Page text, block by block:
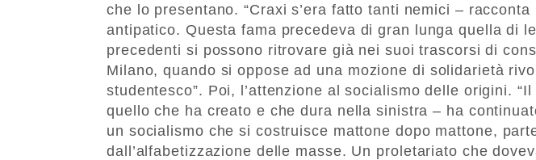
che lo presentano. “Craxi s’era fatto tanti nemici –
antipatico. Questa fama precedeva di gran lunga quella di
precedenti si possono ritrovare già nei suoi trascorsi di
Milano, quando si oppose ad una mozione di solidarietà
studentesco”. Poi, l’attenzione al socialismo delle origini.
quello che ha creato e che dura nella sinistra – ha
un socialismo che si costruisce mattone dopo mattone,
dall’alfabetizzazione delle masse. Un proletariato che